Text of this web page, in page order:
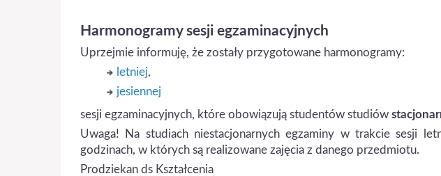
Harmonogramy sesji egzaminacyjnych
Uprzejmie informuję, że zostały przygotowane harmonogramy:
letniej,
jesiennej
sesji egzaminacyjnych, które obowiązują studentów studiów
Uwaga! Na studiach niestacjonarnych egzaminy w trakcie sesji
godzinach, w których są realizowane zajęcia z danego przedmiotu.
Prodziekan ds Kształcenia